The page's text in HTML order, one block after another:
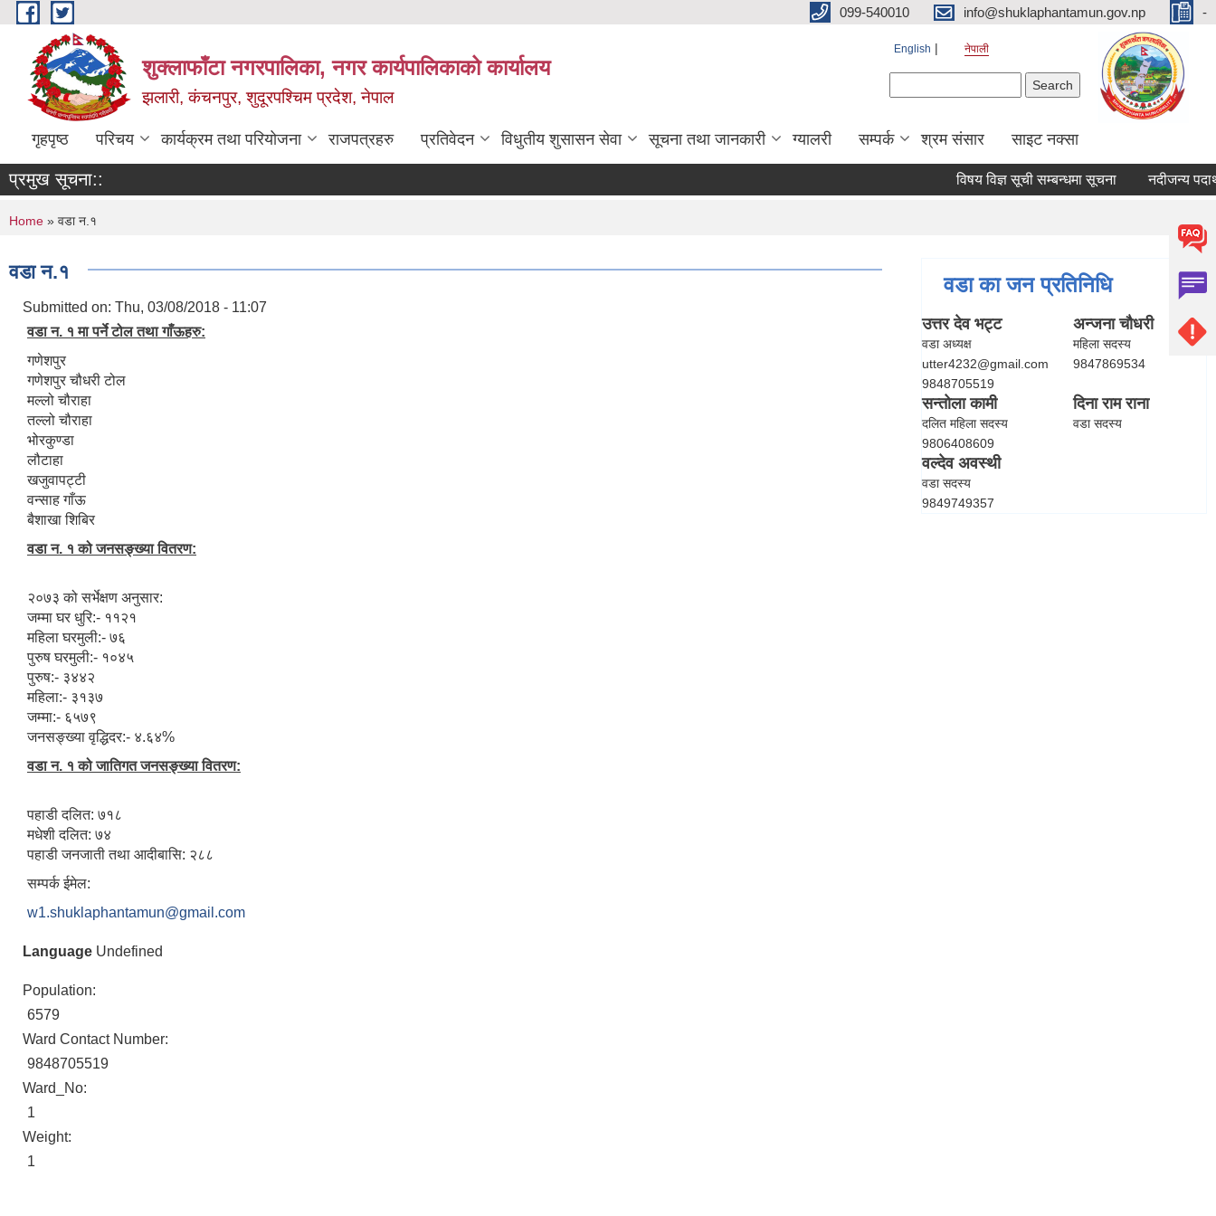
Skip to main content 099-540010 info@shuklaphantamun.gov.np -
शुक्लाफाँटा नगरपालिका, नगर कार्यपालिकाको कार्यालय
झलारी, कंचनपुर, शुदूरपश्चिम प्रदेश, नेपाल
English नेपाली
गृहपृष्ठ परिचय कार्यक्रम तथा परियोजना राजपत्रहरु प्रतिवेदन विधुतीय शुसासन सेवा सूचना तथा जानकारी ग्यालरी सम्पर्क श्रम संसार साइट नक्सा
प्रमुख सूचना:: विषय विज्ञ सूची सम्बन्धमा सूचना नदीजन्य
You are here
Home » वडा न.१
वडा न.१
Submitted on: Thu, 03/08/2018 - 11:07
वडा न. १ मा पर्ने टोल तथा गाँऊहरु:
गणेशपुर
गणेशपुर चौधरी टोल
मल्लो चौराहा
तल्लो चौराहा
भोरकुण्डा
लौटाहा
खजुवापट्टी
वन्साह गाँऊ
बैशाखा शिबिर
वडा न. १ को जनसङ्ख्या वितरण:
२०७३ को सर्भेक्षण अनुसार:
जम्मा घर धुरि:- ११२१
महिला घरमुली:- ७६
पुरुष घरमुली:- १०४५
पुरुष:- ३४४२
महिला:- ३१३७
जम्मा:- ६५७९
जनसङ्ख्या वृद्धिदर:- ४.६४%
वडा न. १ को जातिगत जनसङ्ख्या वितरण:
पहाडी दलित: ७१८
मधेशी दलित: ७४
पहाडी जनजाती तथा आदीबासि: २८८
सम्पर्क ईमेल:
w1.shuklaphantamun@gmail.com
Language Undefined
Population:
6579
Ward Contact Number:
9848705519
Ward_No:
1
Weight:
1
वडा का जन प्रतिनिधि
उत्तर देव भट्ट
वडा अध्यक्ष
utter4232@gmail.com
9848705519
अन्जना चौधरी
महिला सदस्य
9847869534
सन्तोला कामी
दलित महिला सदस्य
9806408609
दिना राम राना
वडा सदस्य
वल्देव अवस्थी
वडा सदस्य
9849749357